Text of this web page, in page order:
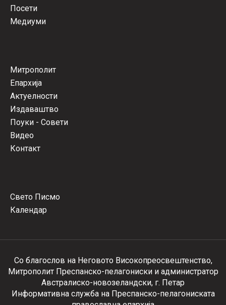
Посети
Медиуми
Митрополит
Епархија
Актуелности
Издаваштво
Поуки - Совети
Видео
Контакт
Свето Писмо
Календар
Со благослов на Неговото Високопреосвештенство,
Митрополит Преспанско-пелагониски и администратор
Австралиско-новозеландски, г. Петар
Информативна служба на Преспанско-пелагониската